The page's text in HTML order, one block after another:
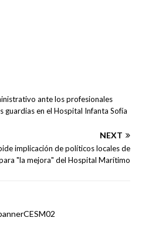
ante los profesionales
guardias en el Hospital Infanta Sofía
NEXT
implicación de políticos locales de
"la mejora" del Hospital Marítimo